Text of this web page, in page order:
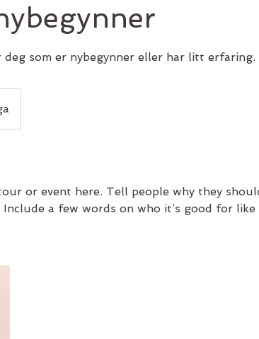
deg som er nybegynner eller har litt erfaring.
or event here. Tell people why they
Include a few words on who it’s good for like